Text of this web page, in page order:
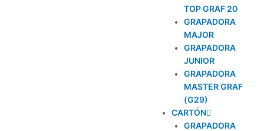
TOP GRAF 20
GRAPADORA
MAJOR
GRAPADORA
JUNIOR
GRAPADORA
MASTER GRAF
(G29)
CARTÓN
GRAPADORA